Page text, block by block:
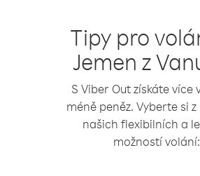
Tipy pro
Jemen z
S Viber Out získáte více
méně peněz. Vyberte si
našich flexibilních a
možností volání: